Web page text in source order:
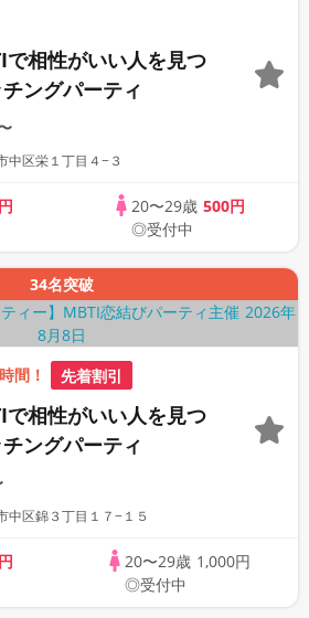
で相性がいい人を見つ
ングパーティ
中区栄１丁目４−３
20〜29歳 500円
◎受付中
34名突破
間！ 先着割引
で相性がいい人を見つ
ングパーティ
中区錦３丁目１７−１５
20〜29歳 1,000円
◎受付中